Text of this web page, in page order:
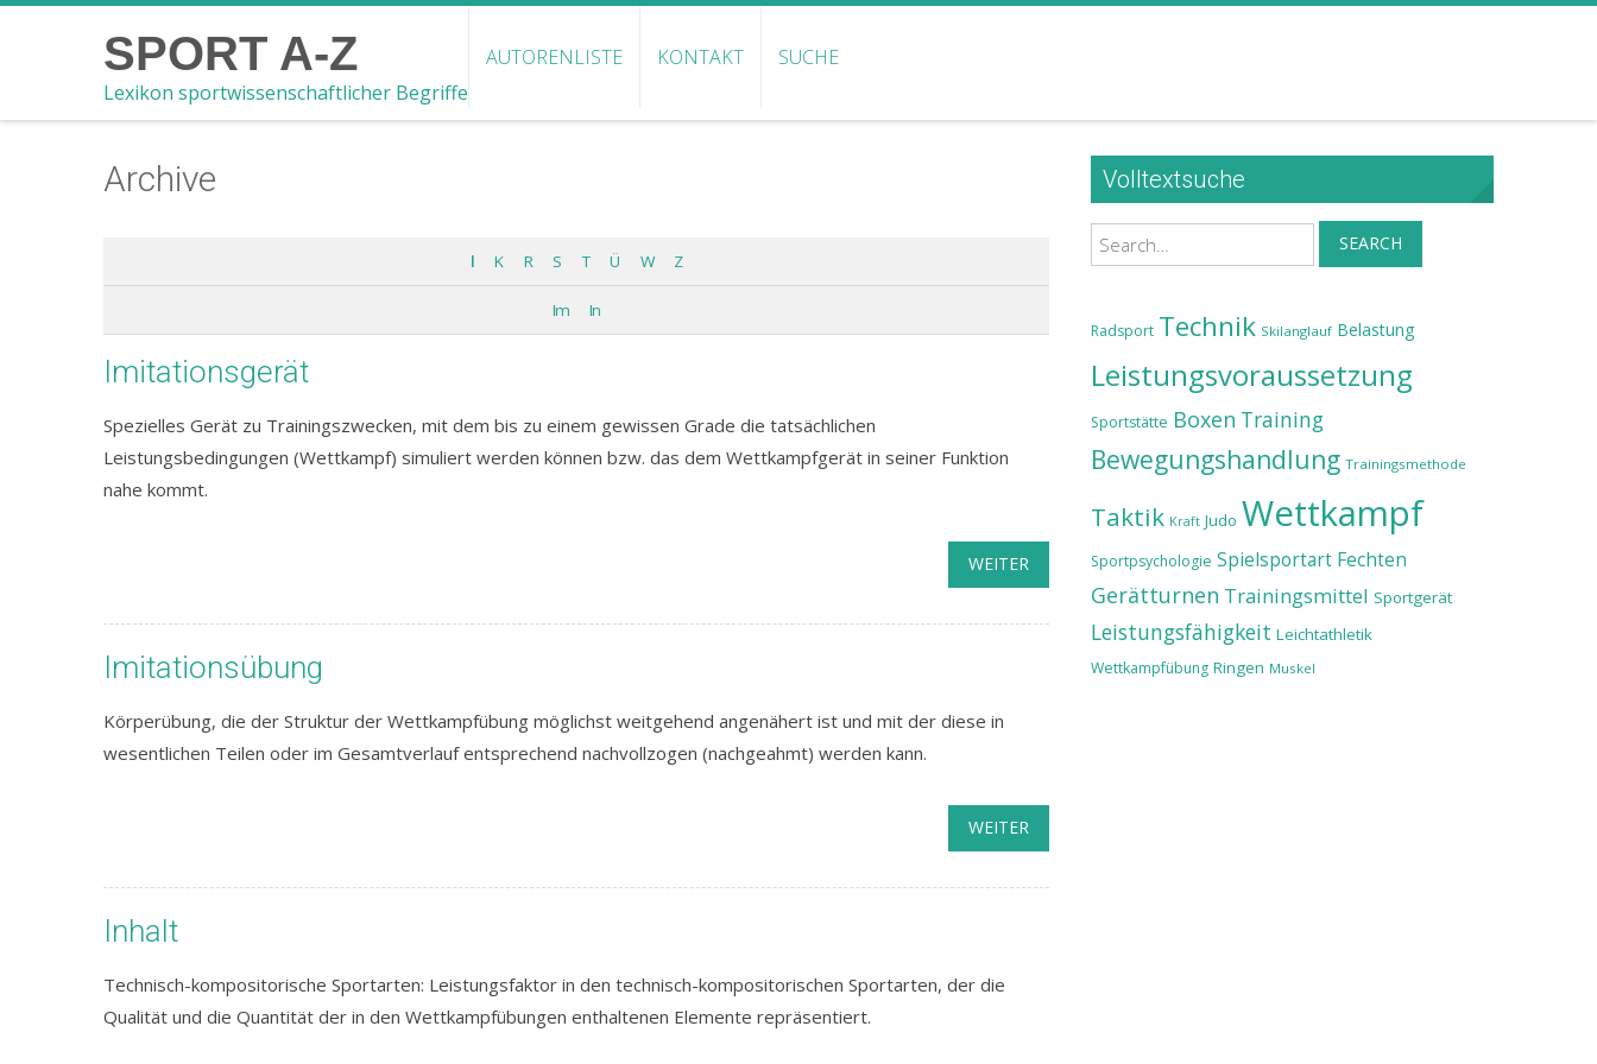
SPORT A-Z
Lexikon sportwissenschaftlicher Begriffe
AUTORENLISTE KONTAKT SUCHE
Archive
I K R S T Ü W Z
Im In
Imitationsgerät
Spezielles Gerät zu Trainingszwecken, mit dem bis zu einem gewissen Grade die tatsächlichen
Leistungsbedingungen (Wettkampf) simuliert werden können bzw. das dem Wettkampfgerät in seiner Funktion
nahe kommt.
WEITER
Imitationsübung
Körperübung, die der Struktur der Wettkampfübung möglichst weitgehend angenähert ist und mit der diese in
wesentlichen Teilen oder im Gesamtverlauf entsprechend nachvollzogen (nachgeahmt) werden kann.
WEITER
Inhalt
Technisch-kompositorische Sportarten: Leistungsfaktor in den technisch-kompositorischen Sportarten, der die
Qualität und die Quantität der in den Wettkampfübungen enthaltenen Elemente repräsentiert.
Volltextsuche
Search SEARCH
Radsport Technik Skilanglauf Belastung
Leistungsvoraussetzung
Sportstätte Boxen Training
Bewegungshandlung Trainingsmethode
Taktik Kraft Judo Wettkampf
Sportpsychologie Spielsportart Fechten
Gerätturnen Trainingsmittel Sportgerät
Leistungsfähigkeit Leichtathletik
Wettkampfübung Ringen Muskel